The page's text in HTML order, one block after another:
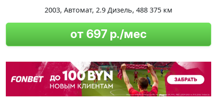
2003, Автомат, 2.9 Дизель, 488 375 км
от 697 р./мес